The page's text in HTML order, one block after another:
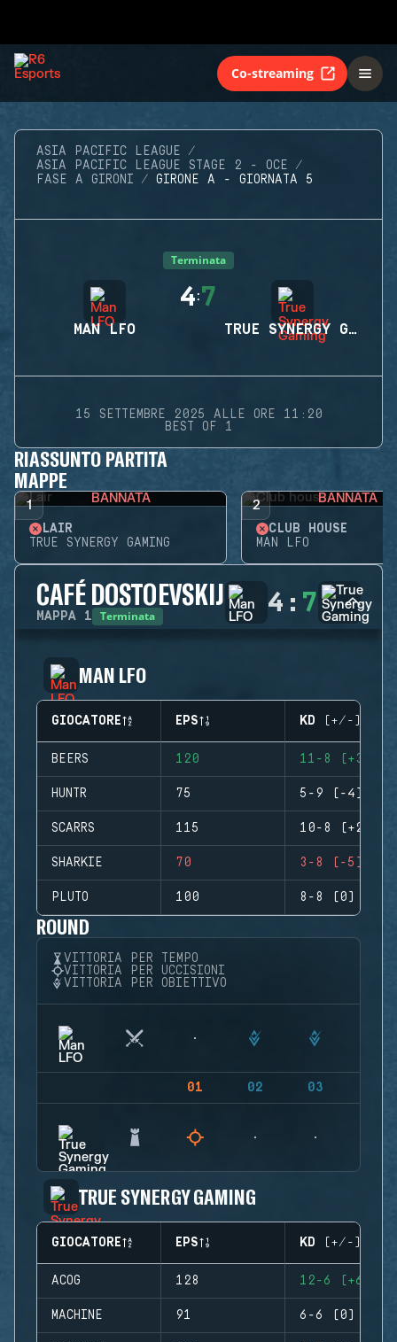
Co-streaming
ASIA PACIFIC LEAGUE
ASIA PACIFIC LEAGUE STAGE 2 - OCE
FASE A GIRONI
GIRONE A - GIORNATA 5
Terminata
MAN LFO
4:7
TRUE SYNERGY GAMING
15 SETTEMBRE 2025 ALLE ORE 11:20
BEST OF 1
RIASSUNTO PARTITA
MAPPE
1 BANNATA
LAIR
TRUE SYNERGY GAMING
2 BANNATA
CLUB HOUSE
MAN LFO
CAFÉ DOSTOEVSKIJ
MAPPA 1 Terminata 4 : 7
MAN LFO
GIOCATORE EPS KD (+/-)
BEERS 120 11-8 (+3)
HUNTR 75 5-9 (-4)
SCARRS 115 10-8 (+2)
SHARKIE 70 3-8 (-5)
PLUTO 100 8-8 (0)
ROUND
VITTORIA PER TEMPO
VITTORIA PER UCCISIONI
VITTORIA PER OBIETTIVO
01 02 03
TRUE SYNERGY GAMING
GIOCATORE EPS KD (+/-)
ACOG 128 12-6 (+6)
MACHINE 91 6-6 (0)